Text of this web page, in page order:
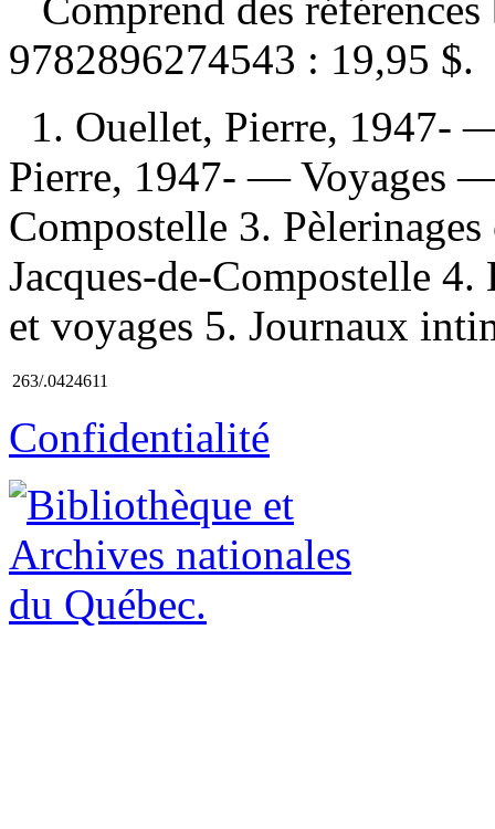
9782896274543 : 19,95 $.
1. Ouellet, Pierre, 1947-
Pierre, 1947- — Voyages
Compostelle 3.
Jacques-de-Compostelle
et voyages 5. Journaux
263/.0424611
Confidentialité